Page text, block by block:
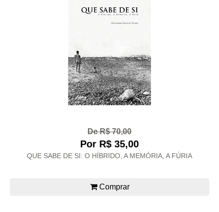
De R$ 70,00
Por R$ 35,00
QUE SABE DE SI: O HÍBRIDO, A MEMÓRIA, A FÚRIA
Comprar